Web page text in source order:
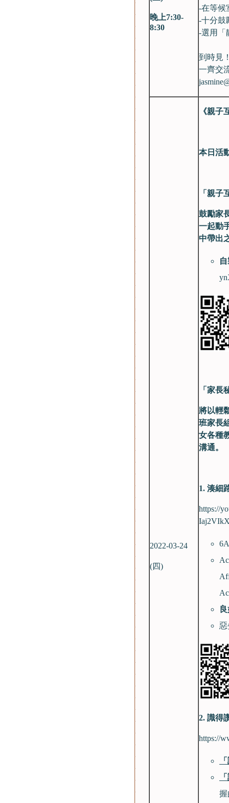
晚上7:30-
8:30
-在等候
-十分鼓
-選用「
到時見
一齊交
2022-03-24
(四)
《親子
本日活
「親子
鼓勵家
一起動
中帶出
「家長
將以輕
班家長
女各種
溝通。
1. 湊細
https://
惡
2. 識得
https://
握